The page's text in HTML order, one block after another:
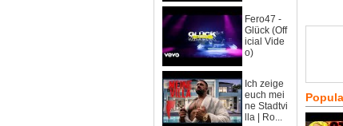
Fero47 -
Glück (Off
icial Vide
o)
Ich zeige
euch mei
ne Stadtvi
lla | Ro...